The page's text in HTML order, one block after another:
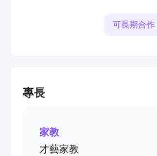
可長期合作
專長
家教
才藝家教